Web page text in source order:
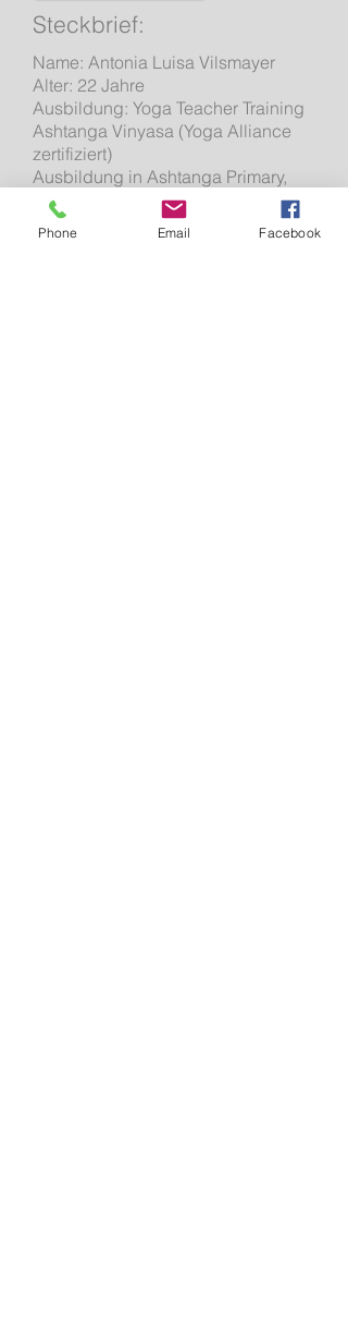
Steckbrief:
Name: Antonia Luisa Vilsmayer
Alter: 22 Jahre
Ausbildung: Yoga Teacher Training
Ashtanga Vinyasa (Yoga Alliance
zertifiziert)
Ausbildung in Ashtanga Primary,
Vinyasa Flow, Pranayama
(Atemübungen) und Meditation
staatl. geprüfte Chorleitung und
Phone Email Facebook